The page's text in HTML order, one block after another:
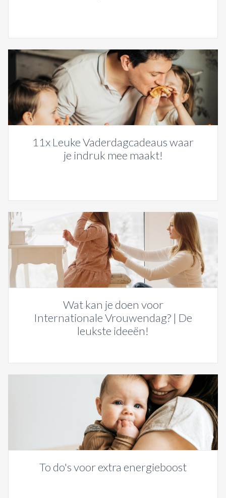
11x Leuke Vaderdagcadeaus waar
je indruk mee maakt!
Wat kan je doen voor
Internationale Vrouwendag? | De
leukste ideeën!
To do's voor extra energieboost